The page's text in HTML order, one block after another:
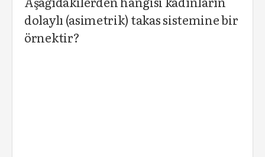
dolaylı (asimetrik) takas sistemine bir
örnektir?